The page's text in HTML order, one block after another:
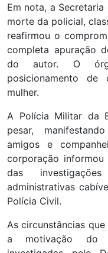
Em nota, a
morte da policial,
reafirmou o
completa apuração
do autor. O
posicionamento
mulher.
A Polícia Militar da
pesar,
amigos e
corporação
das
administrativas
Polícia Civil.
As circunstâncias
a motivação do